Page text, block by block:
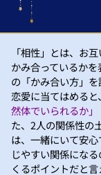
「相性」とは、お
かみ合っているか
の「かみ合い方」を
恋愛に当てはめると、
然体でいられるか」
た、2人の関係性の
は、一緒にいて安
じやすい関係にな
くるポイントだと言